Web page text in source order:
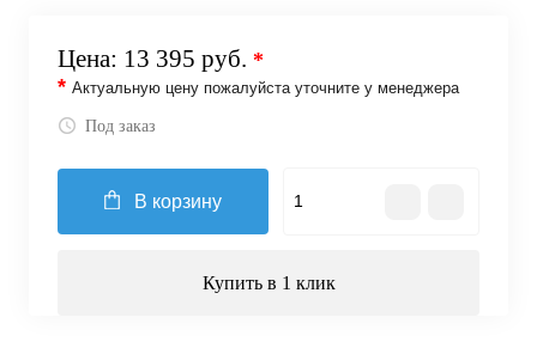
Цена: 13 395 руб. *
* Актуальную цену пожалуйста уточните у менеджера
Под заказ
В корзину
Купить в 1 клик